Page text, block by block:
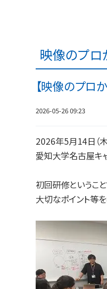
映像のプロ
【映像のプロ
2026-05-26 09:23
2026年5月14日（木
愛知大学名古屋キ
初回研修というこ
大切なポイント等を